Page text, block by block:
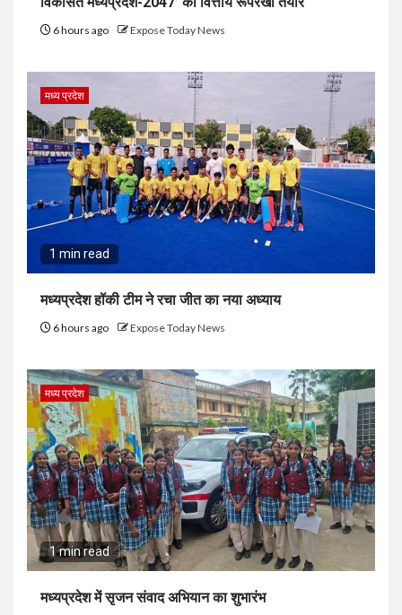
6 hours ago Expose Today News
मध्य प्रदेश
1 min read
मध्यप्रदेश हॉकी टीम ने रचा जीत का नया अध्याय
6 hours ago Expose Today News
मध्य प्रदेश
1 min read
मध्यप्रदेश में सृजन संवाद अभियान का शुभारंभ